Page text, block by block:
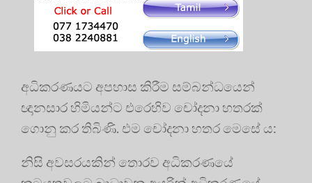
අධිකරණයට අපහාස කිරීම සම්බන්ධයෙන්
ඥානසාර හිමියන්ට එරෙහිව චෝදනා හතරක්
ගොනු කර තිබිණි. එම චෝදනා හතර මෙසේ ය:
නිසි අවසරයකින් තොරව අධිකරණයේ